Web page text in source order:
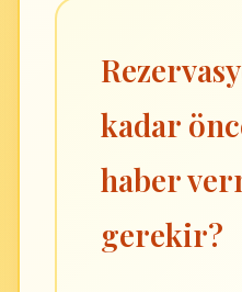
kadar
haber
gerekir?